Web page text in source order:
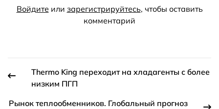
Войдите или зарегистрируйтесь, чтобы оставить
комментарий
Thermo King переходит на хладагенты с более
низким ПГП
Рынок теплообменников. Глобальный прогноз